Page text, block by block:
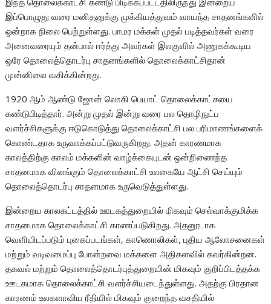
இப்பொழுது வரை மனிதனுக்கு முக்கியத்துவம் வாயந்த சாதனங்களில்
ஒன்றாக நிலை பெற்றுள்ளது. பாமர மக்கள் முதல் படித்தவர்கள் வரை
அனைவரையும் தன்பால் ஈர்த்து அவர்கள் இலகுவில் அணுகக்கூடிய
ஒரே தொலைத்தொடர்பு சாதனங்களில் தொலைக்காட்சிதான்
முன்னிலை வகிக்கின்றது.
1920 ஆம் ஆண்டு ஜோன் லொகி பெயாட் தொலைக்காட்சயை
கண்டுபிடித்தார். அன்று முதல் இன்று வரை பல தொழிநுட்ப
வளர்ச்சிகளுக்கு ஈடுகொடுத்து தொலைக்காட்சி பல பரிமாணங்களைக்
கொண்டதாக உருவாக்கப்பட்டுவருகிறது. அதன் காரணமாக
காலத்திற்கு காலம் மக்களின் வாழ்க்கையுடன் ஒன்றிணைந்த
சாதனமாக விளங்கும் தொலைக்காட்சி உலகையே ஆட்சி செய்யும்
தொலைத்தொடர்பு சாதனமாக உருவெடுத்துள்ளது.
இன்றைய காலகட்டத்தில் ஊடகத்துறையில் மிகவும் செல்வாக்குமிக்க
சாதனமாக தொலைக்காட்சி காணப்படுகிறது. அதனூடாக
வெளியிடப்படும் புகைப்படங்கள், காணொலிகள், புதிய ஆலோசனைகள்
மற்றும் வடிவமைப்பு போன்றவை மக்களை அதிகளவில் கவர்கின்றன.
தகவல் மற்றும் தொலைத்தொடர்புத்துறையின் மிகவும் குறிப்பிடத்தக்க
ஊடகமாக தொலைக்காட்சி வளர்ச்சியடைந்துள்ளது. அதற்கு பிரதான
காரணம் உலகளாவிய ரீதியில் மிகவும் குறைந்த வசதியில்